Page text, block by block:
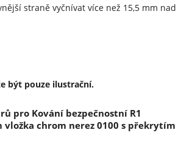
straně vyčnívat více než 15,5 mm nad
být pouze ilustrační.
pro Kování bezpečnostní R1
chrom nerez 0100 s překrytím